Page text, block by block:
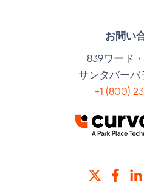
お問い
839ワード
サンタバーバ
+1 (800)
ツイッ
フ